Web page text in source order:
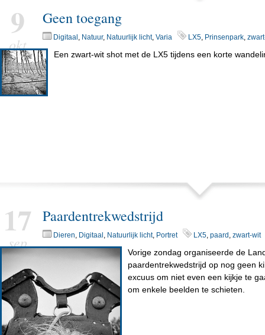
Geen toegang
Digitaal , Natuur, Natuurlijk licht, Varia LX5, Prinsenpark,
9
okt
Een zwart-wit shot met de LX5 tijdens een korte
Paardentrekwedstrijd
Dieren, Digitaal , Natuurlijk licht, Portret LX5, paard , zwart-wit
17
sep
Vorige zondag organiseerde de
paardentrekwedstrijd op nog geen
excuus om niet even een kijkje te
om enkele beelden te schieten.